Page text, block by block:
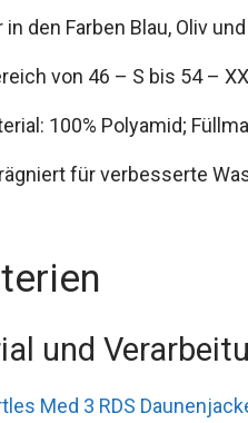
den Farben Blau, Oliv
von 46 – S bis 54 –
100% Polyamid;
für verbesserte
und
Med 3 RDS